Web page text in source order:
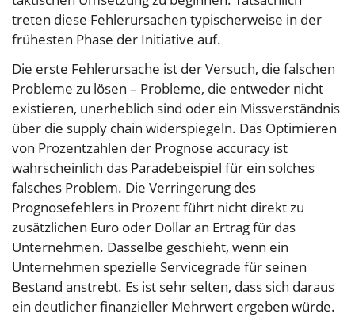
treten diese Fehlerursachen typischerweise in der
frühesten Phase der Initiative auf.
Die erste Fehlerursache ist der Versuch, die falschen
Probleme zu lösen – Probleme, die entweder nicht
existieren, unerheblich sind oder ein Missverständnis
über die supply chain widerspiegeln. Das Optimieren
von Prozentzahlen der Prognose accuracy ist
wahrscheinlich das Paradebeispiel für ein solches
falsches Problem. Die Verringerung des
Prognosefehlers in Prozent führt nicht direkt zu
zusätzlichen Euro oder Dollar an Ertrag für das
Unternehmen. Dasselbe geschieht, wenn ein
Unternehmen spezielle Servicegrade für seinen
Bestand anstrebt. Es ist sehr selten, dass sich daraus
ein deutlicher finanzieller Mehrwert ergeben würde.